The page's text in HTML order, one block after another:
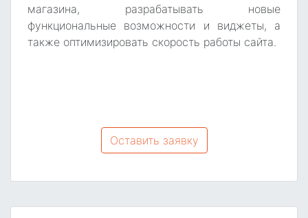
магазина, разрабатывать новые
функциональные возможности и виджеты, а
также оптимизировать скорость работы сайта.
Оставить заявку